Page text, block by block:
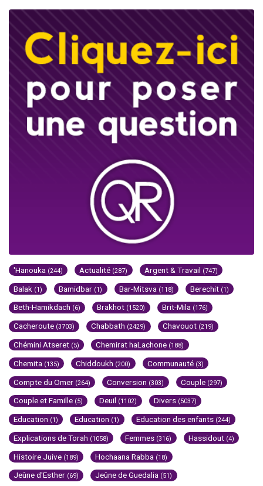
'Hanouka (244) Actualité (287) Argent & Travail (747)
Balak (1) Bamidbar (1) Bar-Mitsva (118) Berechit (1)
Beth-Hamikdach (6) Brakhot (1520) Brit-Mila (176)
Cacheroute (3703) Chabbath (2429) Chavouot (219)
Chémini Atseret (5) Chemirat haLachone (188)
Chemita (135) Chiddoukh (200) Communauté (3)
Compte du Omer (264) Conversion (303) Couple (297)
Couple et Famille (5) Deuil (1102) Divers (5037)
Education (1) Education (1) Education des enfants (244)
Explications de Torah (1058) Femmes (316) Hassidout (4)
Histoire Juive (189) Hochaana Rabba (18)
Jeûne d'Esther (69) Jeûne de Guedalia (51)